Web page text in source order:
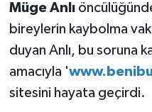
Müge Anlı
bireylerin kaybolma
duyan Anlı, bu soruna
amacıyla '
sitesini hayata geçirdi.